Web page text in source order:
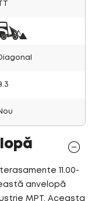
Diagonal
11.00-
anvelopă
MPT. Aceasta